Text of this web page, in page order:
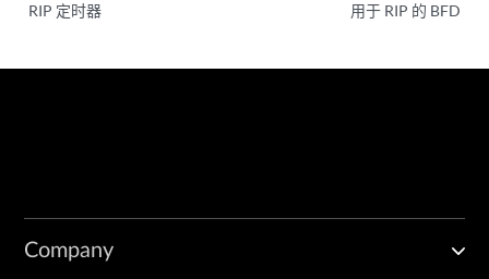
RIP 定时器 用于 RIP 的 BFD
Company